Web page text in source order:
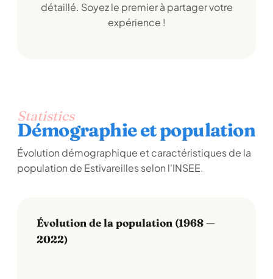
détaillé. Soyez le premier à partager votre
expérience !
Statistics
Démographie et population
Évolution démographique et caractéristiques de la
population de Estivareilles selon l'INSEE.
Évolution de la population (1968 —
2022)